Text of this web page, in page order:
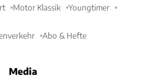
Motor Klassik Youngtimer
Abo & Hefte
Media